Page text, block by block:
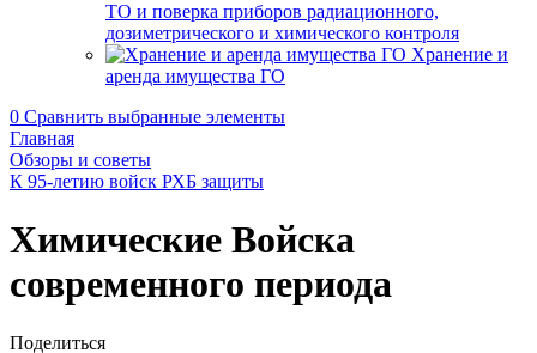
ТО и поверка приборов радиационного,
дозиметрического и химического контроля
Хранение и
аренда имущества ГО
0 Сравнить выбранные элементы
Главная
Обзоры и советы
К 95-летию войск РХБ защиты
Химические Войска
современного периода
Поделиться